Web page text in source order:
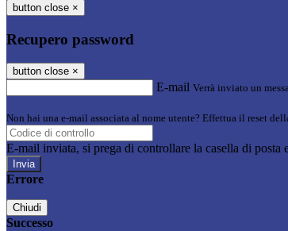
button close ×
Recupero password
button close ×
E-mail Verrà inviato un
Non hai una e-mail associata al nome utente? Effettua il reset
E-mail inviata, si prega di controllare la casella di posta
Errore
Chiudi
Successo